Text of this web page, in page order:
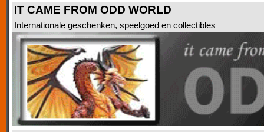
IT CAME FROM ODD WORLD
Internationale geschenken, speelgoed en collectibles